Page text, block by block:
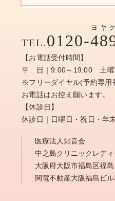
TEL.0120-
ヨヤ
【お電話受付時間】
平 日｜9:00～19:00 土曜
※フリーダイヤル(予約専用
お電話はお控え願います。
【休診日】
休診日｜日曜日・祝日・年
医療法人知音会
中之島クリニックレデ
大阪府大阪市福島区福
関電不動産大阪福島ビ